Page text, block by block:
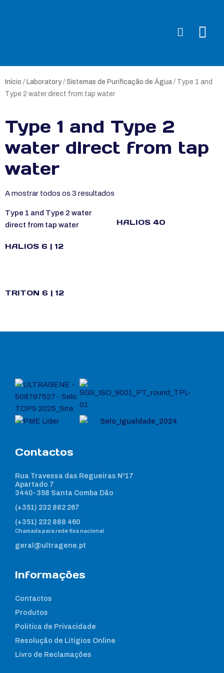
Início / Laboratory / Sistemas de Purificação de Água / Type 1 and
Type 2 water direct from tap water
Type 1 and Type 2
water direct from tap
water
A mostrar todos os 3 resultados
Type 1 and Type 2 water
direct from tap water
HALIOS 6 | 12
HALIOS 40
TRITON 6 | 12
Contactos
Rua Travessa das Regueiras Nº17
Apartado 7
3440-358 Santa Comba Dão
(+351) 232 882 267
(+351) 232 888 460
Chamada para rede fixa nacional
geral@ultragene.pt
Informações
Contactos
Produtos
Política de Privacidade
Resolução de Litígios Online
Livro de Reclamações